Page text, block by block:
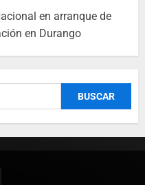
en arranque de
en Durango